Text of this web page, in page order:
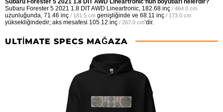
Subaru Forester 5 2021 1.8 DIT AWD Lineartronic, 182.68 inç / 464.0 cm
uzunluğunda, 71.46 inç / 181.5 cm genişliğinde ve 68.11 inç / 173.0 cm
yüksekliğindedir; aks mesafesi 105.12 inç / 267.0 cm’dir.
ULTIMATE SPECS MAĞAZA